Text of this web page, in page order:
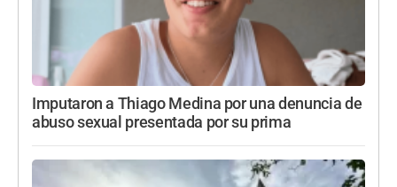
Imputaron a Thiago Medina por una denuncia de
abuso sexual presentada por su prima